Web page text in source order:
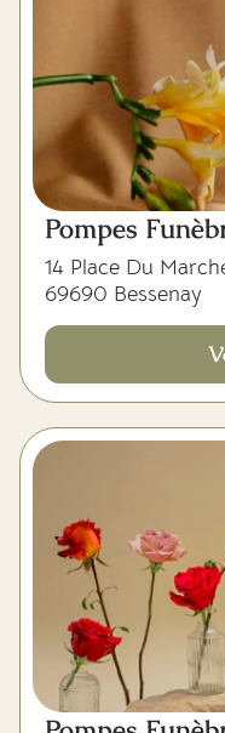
Pompes
14 Place Du
69690 Bessenay